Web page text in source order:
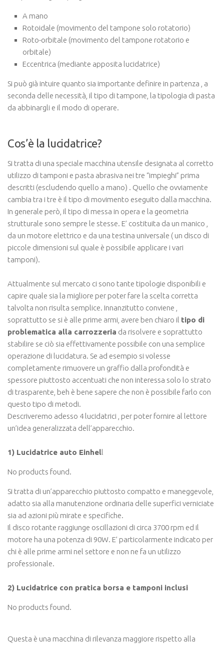
A mano
Rotoidale (movimento del tampone solo rotatorio)
Roto-orbitale (movimento del tampone rotatorio e
orbitale)
Eccentrica (mediante apposita lucidatrice)
Si può già intuire quanto sia importante definire in partenza , a
seconda delle necessità, il tipo di tampone, la tipologia di pasta
da abbinargli e il modo di operare.
Cos’è la lucidatrice?
Si tratta di una speciale macchina utensile designata al corretto
utilizzo di tamponi e pasta abrasiva nei tre “impieghi” prima
descritti (escludendo quello a mano) . Quello che ovviamente
cambia tra i tre è il tipo di movimento eseguito dalla macchina.
In generale però, il tipo di messa in opera e la geometria
strutturale sono sempre le stesse. E’ costituita da un manico ,
da un motore elettrico e da una testina universale ( un disco di
piccole dimensioni sul quale è possibile applicare i vari
tamponi).
Attualmente sul mercato ci sono tante tipologie disponibili e
capire quale sia la migliore per poter fare la scelta corretta
talvolta non risulta semplice. Innanzitutto conviene ,
soprattutto se si è alle prime armi, avere ben chiaro il tipo di
problematica alla carrozzeria da risolvere e soprattutto
stabilire se ciò sia effettivamente possibile con una semplice
operazione di lucidatura. Se ad esempio si volesse
completamente rimuovere un graffio dalla profondità e
spessore piuttosto accentuati che non interessa solo lo strato
di trasparente, beh è bene sapere che non è possibile farlo con
questo tipo di metodi.
Descriveremo adesso 4 lucidatrici , per poter fornire al lettore
un’idea generalizzata dell’apparecchio.
1) Lucidatrice auto Einhell
No products found.
Si tratta di un’apparecchio piuttosto compatto e maneggevole,
adatto sia alla manutenzione ordinaria delle superfici verniciate
sia ad azioni più mirate e specifiche.
Il disco rotante raggiunge oscillazioni di circa 3700 rpm ed il
motore ha una potenza di 90W. E’ particolarmente indicato per
chi è alle prime armi nel settore e non ne fa un utilizzo
professionale.
2) Lucidatrice con pratica borsa e tamponi inclusi
No products found.
Questa è una macchina di rilevanza maggiore rispetto alla